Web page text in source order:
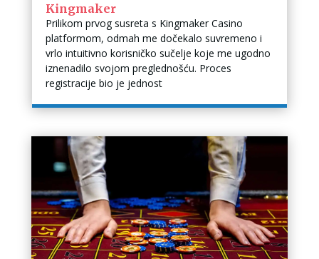
Kingmaker
Prilikom prvog susreta s Kingmaker Casino
platformom, odmah me dočekalo suvremeno i
vrlo intuitivno korisničko sučelje koje me ugodno
iznenadilo svojom preglednošću. Proces
registracije bio je jednost